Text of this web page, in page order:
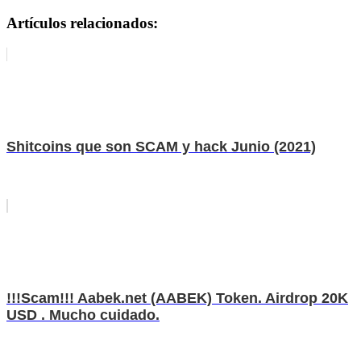
Artículos relacionados:
Shitcoins que son SCAM y hack Junio (2021)
!!!Scam!!! Aabek.net (AABEK) Token. Airdrop 20K
USD . Mucho cuidado.